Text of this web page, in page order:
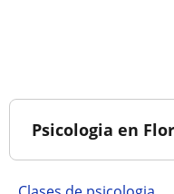
Psicologia en